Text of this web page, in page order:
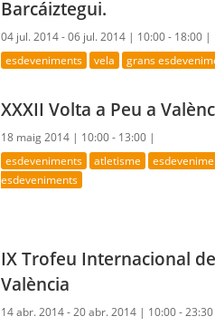
Barcáiztegui.
04 jul. 2014 - 06 jul. 2014 | 10:00 - 18:00 |
esdeveniments vela grans
XXXII Volta a Peu a
18 maig 2014 | 10:00 - 13:00 |
esdeveniments atletisme
esdeveniments
IX Trofeu Internacional
València
14 abr. 2014 - 20 abr. 2014 | 10:00 -